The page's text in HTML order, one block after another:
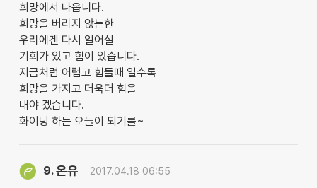
희망에서 나옵니다.
희망을 버리지 않는한
우리에겐 다시 일어설
기회가 있고 힘이 있습니다.
지금처럼 어렵고 힘들때 일수록
희망을 가지고 더욱더 힘을
내야 겠습니다.
화이팅 하는 오늘이 되기를~
9.온유 2017.04.18 06:55